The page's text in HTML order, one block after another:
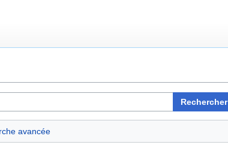
Rechercher
avancée